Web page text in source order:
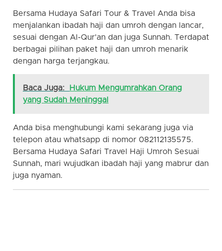
Bersama Hudaya Safari Tour & Travel Anda bisa
menjalankan ibadah haji dan umroh dengan lancar,
sesuai dengan Al-Qur’an dan juga Sunnah. Terdapat
berbagai pilihan paket haji dan umroh menarik
dengan harga terjangkau.
Baca Juga:
Hukum Mengumrahkan Orang
yang Sudah Meninggal
Anda bisa menghubungi kami sekarang juga via
telepon atau whatsapp di nomor 082112135575.
Bersama Hudaya Safari Travel Haji Umroh Sesuai
Sunnah, mari wujudkan ibadah haji yang mabrur dan
juga nyaman.